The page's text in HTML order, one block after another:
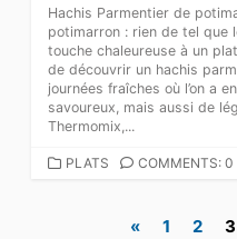
Hachis Parmentier de
potimarron : rien de tel que
touche chaleureuse à un
de découvrir un hachis
journées fraîches où l’on a
savoureux, mais aussi de
Thermomix,...
CATEGORIES
PLATS COMMENTS: 0
Pagination
« 1 2 3